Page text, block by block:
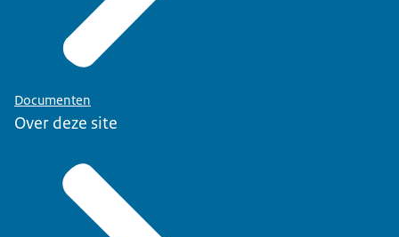
Documenten
Over deze site